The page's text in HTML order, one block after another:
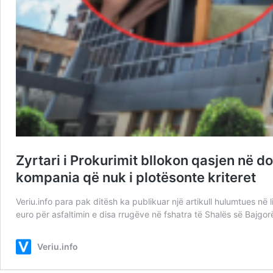
Zyrtari i Prokurimit bllokon qasjen në
kompania që nuk i plotësonte kriteret
Veriu.info para pak ditësh ka publikuar një artikull hulumtues
euro për asfaltimin e disa rrugëve në fshatra të Shalës së
Veriu.info